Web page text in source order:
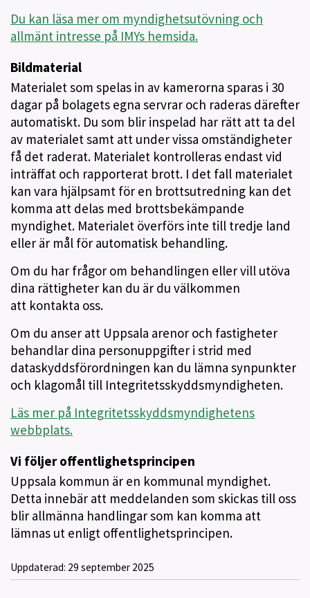
Du kan läsa mer om myndighetsutövning och
allmänt intresse på IMYs hemsida.
Bildmaterial
Materialet som spelas in av kamerorna sparas i 30
dagar på bolagets egna servrar och raderas därefter
automatiskt. Du som blir inspelad har rätt att ta del
av materialet samt att under vissa omständigheter
få det raderat. Materialet kontrolleras endast vid
inträffat och rapporterat brott. I det fall materialet
kan vara hjälpsamt för en brottsutredning kan det
komma att delas med brottsbekämpande
myndighet. Materialet överförs inte till tredje land
eller är mål för automatisk behandling.
Om du har frågor om behandlingen eller vill utöva
dina rättigheter kan du är du välkommen
att kontakta oss.
Om du anser att Uppsala arenor och fastigheter
behandlar dina personuppgifter i strid med
dataskyddsförordningen kan du lämna synpunkter
och klagomål till Integritetsskyddsmyndigheten.
Läs mer på Integritetsskyddsmyndighetens
webbplats.
Vi följer offentlighetsprincipen
Uppsala kommun är en kommunal myndighet.
Detta innebär att meddelanden som skickas till oss
blir allmänna handlingar som kan komma att
lämnas ut enligt offentlighetsprincipen.
Uppdaterad: 29 september 2025